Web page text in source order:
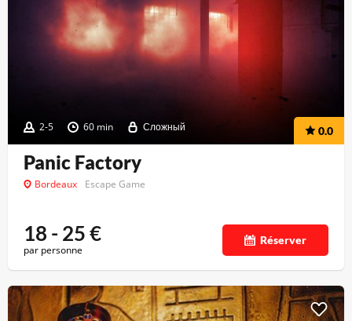
2-5 60 min Сложный 0.0
Panic Factory
Bordeaux Escape Game
18 - 25€
par personne
Réserver